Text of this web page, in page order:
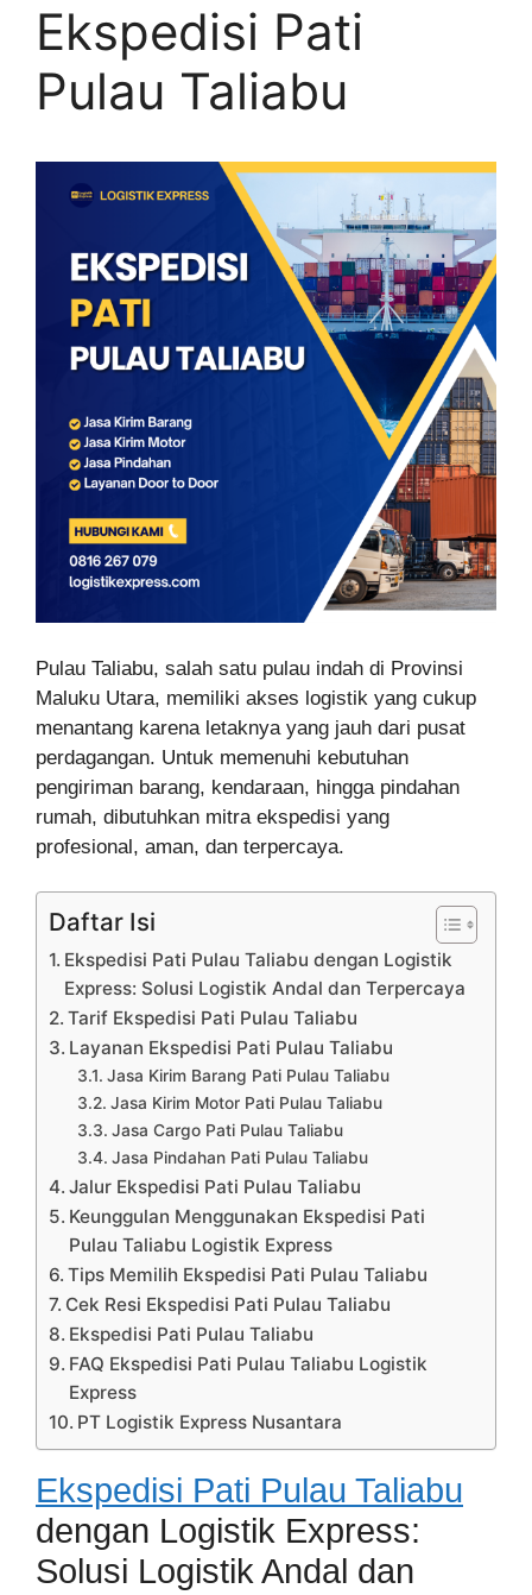
Ekspedisi Pati
Pulau Taliabu
Pulau Taliabu, salah satu pulau indah di Provinsi
Maluku Utara, memiliki akses logistik yang cukup
menantang karena letaknya yang jauh dari pusat
perdagangan. Untuk memenuhi kebutuhan
pengiriman barang, kendaraan, hingga pindahan
rumah, dibutuhkan mitra ekspedisi yang
profesional, aman, dan terpercaya.
Daftar Isi
Ekspedisi Pati Pulau Taliabu dengan Logistik
Express: Solusi Logistik Andal dan Terpercaya
Tarif Ekspedisi Pati Pulau Taliabu
Layanan Ekspedisi Pati Pulau Taliabu
Jasa Kirim Barang Pati Pulau Taliabu
Jasa Kirim Motor Pati Pulau Taliabu
Jasa Cargo Pati Pulau Taliabu
Jasa Pindahan Pati Pulau Taliabu
Jalur Ekspedisi Pati Pulau Taliabu
Keunggulan Menggunakan Ekspedisi Pati
Pulau Taliabu Logistik Express
Tips Memilih Ekspedisi Pati Pulau Taliabu
Cek Resi Ekspedisi Pati Pulau Taliabu
Ekspedisi Pati Pulau Taliabu
FAQ Ekspedisi Pati Pulau Taliabu Logistik
Express
PT Logistik Express Nusantara
Ekspedisi Pati Pulau Taliabu
dengan Logistik Express:
Solusi Logistik Andal dan